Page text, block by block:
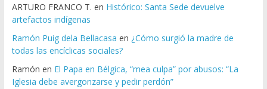
ARTURO FRANCO T. en Histórico: Santa Sede devuelve
artefactos indígenas
Ramón Puig dela Bellacasa en ¿Cómo surgió la madre de
todas las encíclicas sociales?
Ramón en El Papa en Bélgica, “mea culpa” por abusos: “La
Iglesia debe avergonzarse y pedir perdón”